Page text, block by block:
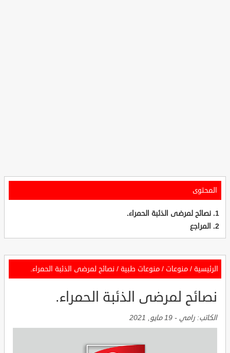
المحتوى
نصائح لمرضى الذئبة الحمراء.
المراجع
الرئيسية / منوعات / منوعات طبية / نصائح لمرضى الذئبة الحمراء.
نصائح لمرضى الذئبة الحمراء.
الكاتب: رامي - 19 مايو, 2021